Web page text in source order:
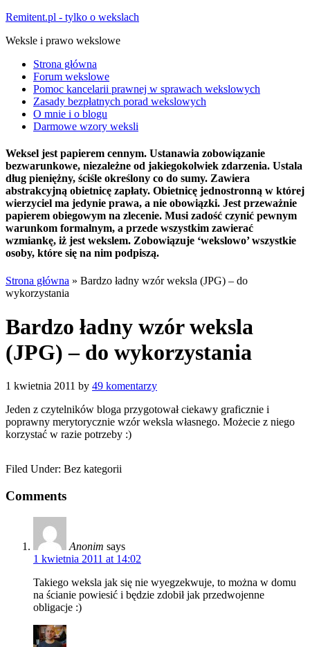
Remitent.pl - tylko o wekslach
Weksle i prawo wekslowe
Strona główna
Forum wekslowe
Pomoc kancelarii prawnej w sprawach wekslowych
Zasady bezpłatnych porad wekslowych
O mnie i o blogu
Darmowe wzory weksli
Weksel jest papierem cennym. Ustanawia zobowiązanie
bezwarunkowe, niezależne od jakiegokolwiek zdarzenia. Ustala
dług pieniężny, ściśle określony co do sumy. Zawiera
abstrakcyjną obietnicę zapłaty. Obietnicę jednostronną w której
wierzyciel ma jedynie prawa, a nie obowiązki. Jest przeważnie
papierem obiegowym na zlecenie. Musi zadość czynić pewnym
warunkom formalnym, a przede wszystkim zawierać
wzmiankę, iż jest wekslem. Zobowiązuje ‘wekslowo’ wszystkie
osoby, które się na nim podpiszą.
Strona główna » Bardzo ładny wzór weksla (JPG) – do
wykorzystania
Bardzo ładny wzór weksla
(JPG) – do wykorzystania
1 kwietnia 2011 by 49 komentarzy
Jeden z czytelników bloga przygotował ciekawy graficznie i
poprawny merytorycznie wzór weksla własnego. Możecie z niego
korzystać w razie potrzeby :)
Filed Under: Bez kategorii
Comments
Anonim says
1 kwietnia 2011 at 14:02
Takiego weksla jak się nie wyegzekwuje, to można w domu
na ścianie powiesić i będzie zdobił jak przedwojenne
obligacje :)